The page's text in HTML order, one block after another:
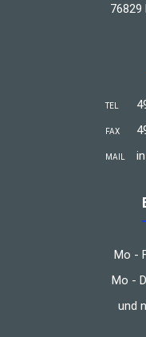
76829
TEL
FAX
MAIL
Mo -
Mo -
und